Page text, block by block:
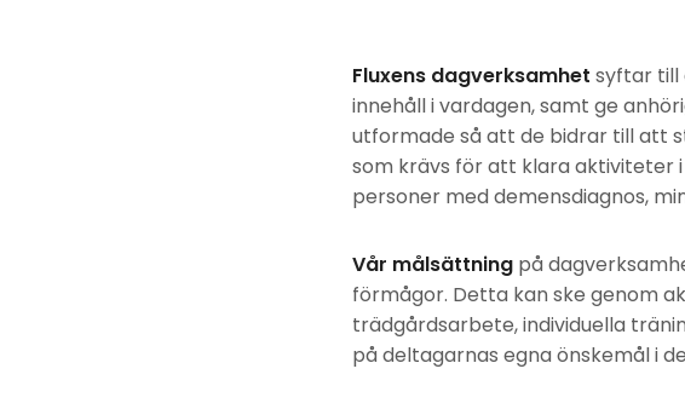
Fluxens dagverksamhet syftar till
innehåll i vardagen, samt ge
utformade så att de bidrar till att
som krävs för att klara aktiviteter
personer med demensdiagnos,
Vår målsättningpå
förmågor. Detta kan ske genom
trädgårdsarbete, individuella
på deltagarnas egna önskemål i